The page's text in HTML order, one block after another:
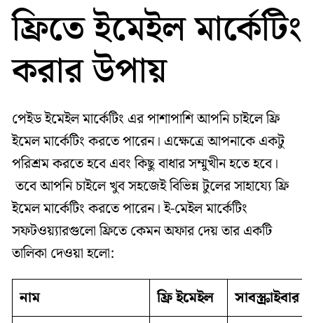
ফ্রিতে ইমেইল মার্কেটিং
করার উপায়
পেইড ইমেইল মার্কেটিং এর পাশাপাশি আপনি চাইলে ফ্রি
ইমেল মার্কেটিং করতে পারেন। এক্ষেত্রে আপনাকে একটু
পরিশ্রম করতে হবে এবং কিছু বাধার সম্মুখীন হতে হবে।
তবে আপনি চাইলে খুব সহজেই বিভিন্ন টুলের সাহায্যে ফ্রি
ইমেল মার্কেটিং করতে পারেন। ই-মেইল মার্কেটিং
সফটওয়্যারগুলো ফ্রিতে কেমন অফার দেয় তার একটি
তালিকা দেওয়া হলো:
নাম
ফ্রি ইমেইল সাবস্ক্রাইবার